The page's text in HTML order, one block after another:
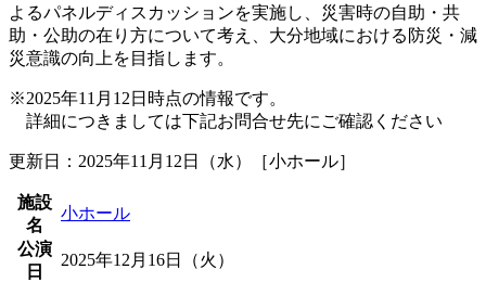
よるパネルディスカッションを実施し、災害時の自助・共
助・公助の在り方について考え、大分地域における防災・減
災意識の向上を目指します。
※2025年11月12日時点の情報です。
詳細につきましては下記お問合せ先にご確認ください
更新日：2025年11月12日（水）［小ホール］
施設
名
小ホール
公演
日
2025年12月16日（火）